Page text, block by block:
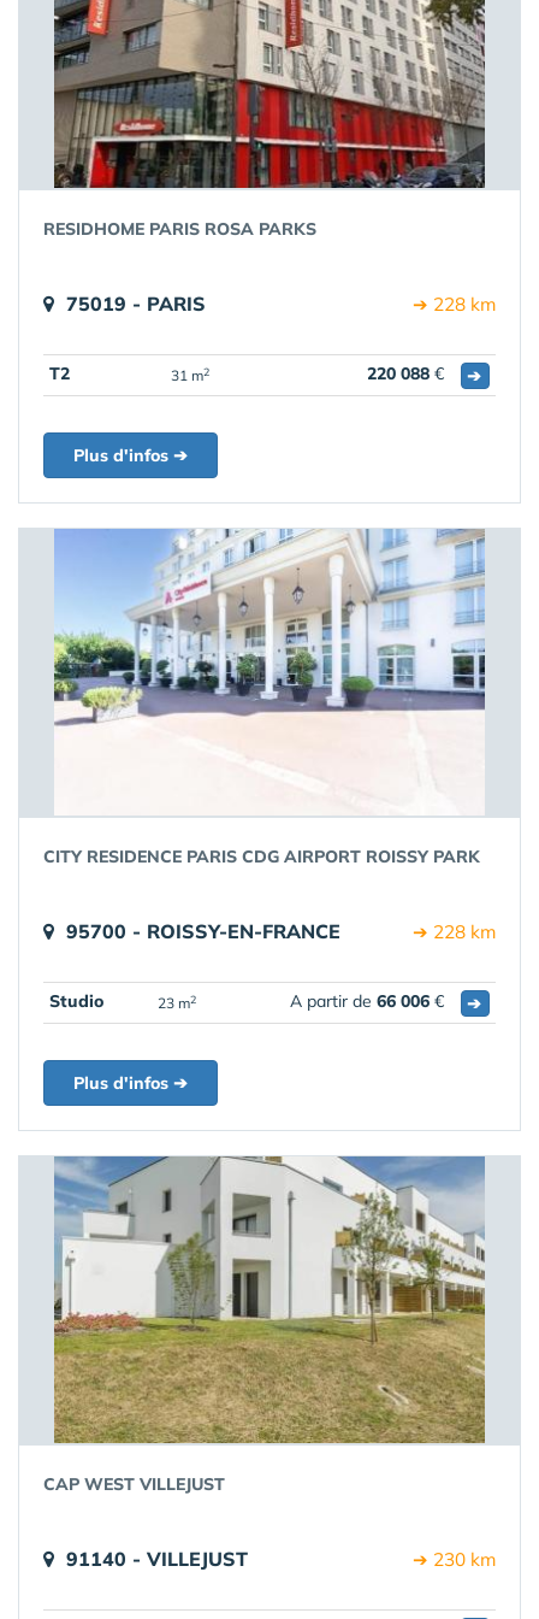
RESIDHOME PARIS ROSA PARKS
75019 - PARIS ➔ 228 km
T2 31 m2 220 088 € ➔
Plus d'infos ➔
CITY RESIDENCE PARIS CDG AIRPORT ROISSY PARK
95700 - ROISSY-EN-FRANCE ➔ 228 km
Studio 23 m2 A partir de 66 006 € ➔
Plus d'infos ➔
CAP WEST VILLEJUST
91140 - VILLEJUST ➔ 230 km